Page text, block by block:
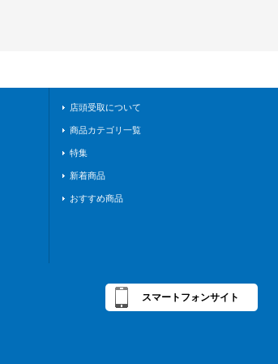
店頭受取について
商品カテゴリ一覧
特集
新着商品
おすすめ商品
スマートフォンサイト